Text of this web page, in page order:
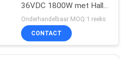
36VDC 1800W met Hall
Sensors
Onderhandelbaar MOQ:1 reeks
CONTACT